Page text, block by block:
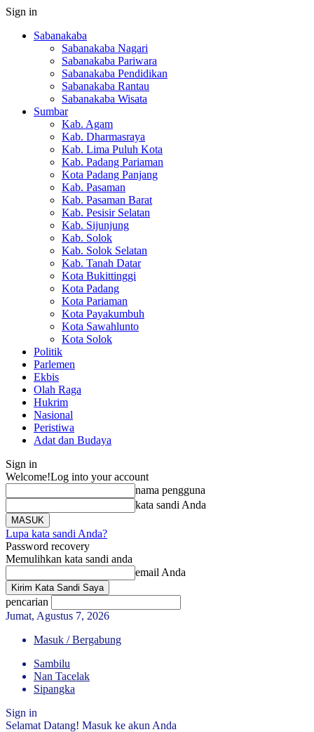
Sign in
Sabanakaba
Sabanakaba Nagari
Sabanakaba Pariwara
Sabanakaba Pendidikan
Sabanakaba Rantau
Sabanakaba Wisata
Sumbar
Kab. Agam
Kab. Dharmasraya
Kab. Lima Puluh Kota
Kab. Padang Pariaman
Kota Padang Panjang
Kab. Pasaman
Kab. Pasaman Barat
Kab. Pesisir Selatan
Kab. Sijunjung
Kab. Solok
Kab. Solok Selatan
Kab. Tanah Datar
Kota Bukittinggi
Kota Padang
Kota Pariaman
Kota Payakumbuh
Kota Sawahlunto
Kota Solok
Politik
Parlemen
Ekbis
Olah Raga
Hukrim
Nasional
Peristiwa
Adat dan Budaya
Sign in
Welcome!Log into your account
nama pengguna
kata sandi Anda
Lupa kata sandi Anda?
Password recovery
Memulihkan kata sandi anda
email Anda
pencarian
Jumat, Agustus 7, 2026
Masuk / Bergabung
Sambilu
Nan Tacelak
Sipangka
Sign in
Selamat Datang! Masuk ke akun Anda